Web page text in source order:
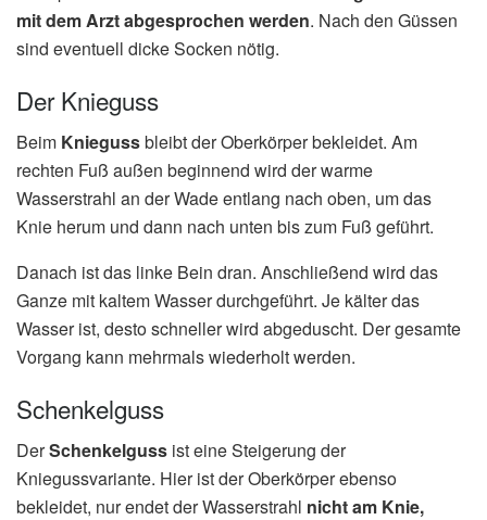
mit dem Arzt abgesprochen werden. Nach den Güssen
sind eventuell dicke Socken nötig.
Der Knieguss
Beim Kniegussbleibt der Oberkörper bekleidet. Am
rechten Fuß außen beginnend wird der warme
Wasserstrahl an der Wade entlang nach oben, um das
Knie herum und dann nach unten bis zum Fuß geführt.
Danach ist das linke Bein dran. Anschließend wird das
Ganze mit kaltem Wasser durchgeführt. Je kälter das
Wasser ist, desto schneller wird abgeduscht. Der gesamte
Vorgang kann mehrmals wiederholt werden.
Schenkelguss
DerSchenkelguss ist eine Steigerung der
Kniegussvariante. Hier ist der Oberkörper ebenso
bekleidet, nur endet der Wasserstrahl nicht am Knie,